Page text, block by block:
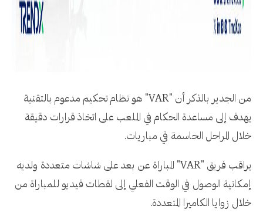
من الجدير بالذكر أن "VAR" هو نظام تحكيم مدعوم بالتقنية
يهدف إلى مساعدة الحكام في الملعب على اتخاذ قرارات دقيقة
خلال المراحل الحاسمة في مباريات.
يراقب فريق "VAR" المباراة عن بعد على شاشات متعددة ولديه
إمكانية الوصول في الوقت الفعلي إلى لقطات فيديو للمباراة من
خلال زوايا الكاميرا المتعددة.